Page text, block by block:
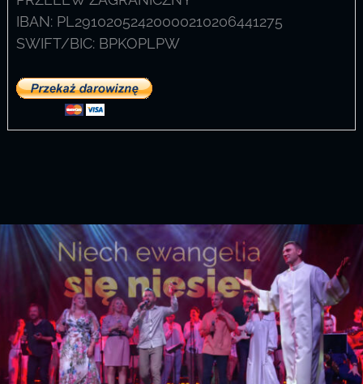
IBAN: PL29102052420000210206441275
SWIFT/BIC: BPKOPLPW